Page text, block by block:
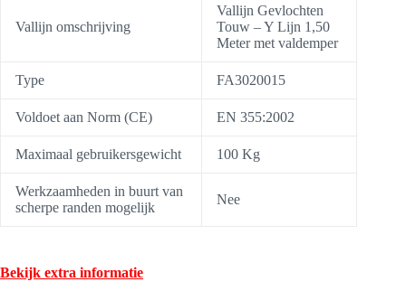
Vallijn omschrijving
Vallijn Gevlochten
Touw – Y Lijn 1,50
Meter met valdemper
Type FA3020015
Voldoet aan Norm (CE) EN 355:2002
Maximaal gebruikersgewicht 100 Kg
Werkzaamheden in buurt van
scherpe randen mogelijk
Nee
Bekijk extra informatie